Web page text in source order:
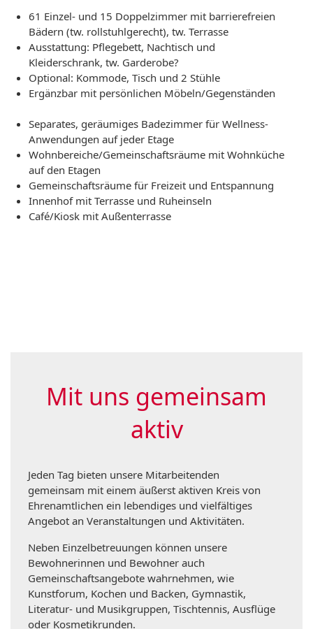
61 Einzel- und 15 Doppelzimmer mit barrierefreien
Bädern (tw. rollstuhlgerecht), tw. Terrasse
Ausstattung: Pflegebett, Nachtisch und
Kleiderschrank, tw. Garderobe?
Optional: Kommode, Tisch und 2 Stühle
Ergänzbar mit persönlichen Möbeln/Gegenständen
Separates, geräumiges Badezimmer für Wellness-
Anwendungen auf jeder Etage
Wohnbereiche/Gemeinschaftsräume mit Wohnküche
auf den Etagen
Gemeinschaftsräume für Freizeit und Entspannung
Innenhof mit Terrasse und Ruheinseln
Café/Kiosk mit Außenterrasse
Mit uns gemeinsam
aktiv
Jeden Tag bieten unsere Mitarbeitenden
gemeinsam mit einem äußerst aktiven Kreis von
Ehrenamtlichen ein lebendiges und vielfältiges
Angebot an Veranstaltungen und Aktivitäten.
Neben Einzelbetreuungen können unsere
Bewohnerinnen und Bewohner auch
Gemeinschaftsangebote wahrnehmen, wie
Kunstforum, Kochen und Backen, Gymnastik,
Literatur- und Musikgruppen, Tischtennis, Ausflüge
oder Kosmetikrunden.